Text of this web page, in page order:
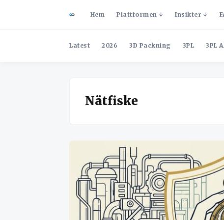
Hem Plattformen Insikter
Latest 2026 3D Packning 3PL 3PL
Nätfiske